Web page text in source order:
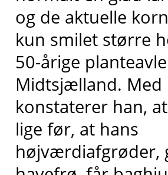
og de aktuelle
kun smilet større
50-årige
Midtsjælland. Med
konstaterer han,
lige før, at hans
højværdiafgrøder,